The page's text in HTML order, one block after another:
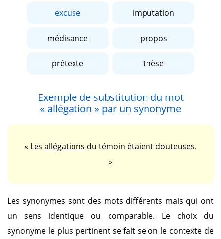
excuse imputation
médisance propos
prétexte thèse
Exemple de substitution du mot
« allégation » par un synonyme
« Les allégations du témoin étaient douteuses.
»
Les synonymes sont des mots différents mais qui ont
un sens identique ou comparable. Le choix du
synonyme le plus pertinent se fait selon le contexte de